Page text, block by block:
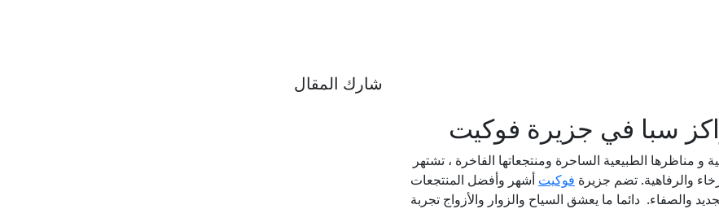
سبا في جزيرة فوكيت
و مناظرها الطبيعية الساحرة ومنتجعاتها الفاخرة ، تشتهر
والرفاهية. تضم جزيرة فوكيت أشهر وأفضل المنتجعات
والصفاء. دائما ما يعشق السياح والزوار والأزواج تجربة
شارك المقال